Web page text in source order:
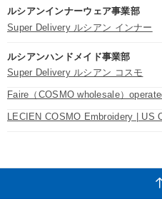
ルシアンインナーウェア事業部
Super Delivery ルシアン インナー
ルシアンハンドメイド事業部
Super Delivery ルシアン コスモ
Faire（COSMO wholesale）
LECIEN COSMO Embroidery | US